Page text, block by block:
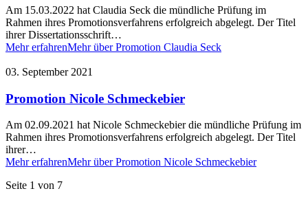
Am 15.03.2022 hat Claudia Seck die mündliche Prüfung im
Rahmen ihres Promotionsverfahrens erfolgreich abgelegt. Der Titel
ihrer Dissertationsschrift…
Mehr erfahrenMehr über Promotion Claudia Seck
03. September 2021
Promotion Nicole Schmeckebier
Am 02.09.2021 hat Nicole Schmeckebier die mündliche Prüfung im
Rahmen ihres Promotionsverfahrens erfolgreich abgelegt. Der Titel
ihrer…
Mehr erfahrenMehr über Promotion Nicole Schmeckebier
Seite 1 von 7